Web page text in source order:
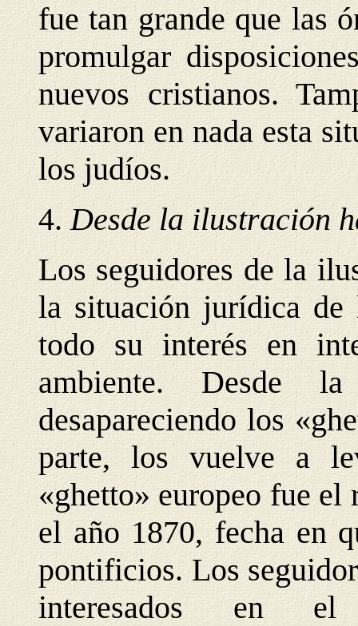
fue tan grande que las
promulgar
nuevos cristianos.
variaron en nada esta
los judíos.
4.Desde la ilustración
Los seguidores de la
la situación jurídica de
todo su interés en
ambiente. Desde
desapareciendo los
parte, los vuelve a
«ghetto» europeo fue el
el año 1870, fecha en
pontificios. Los
interesados en